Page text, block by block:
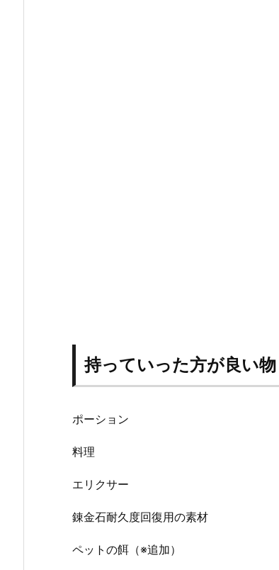
持っていった方が良い物
ポーション
料理
エリクサー
錬金石耐久度回復用の素材
ペットの餌（※追加）